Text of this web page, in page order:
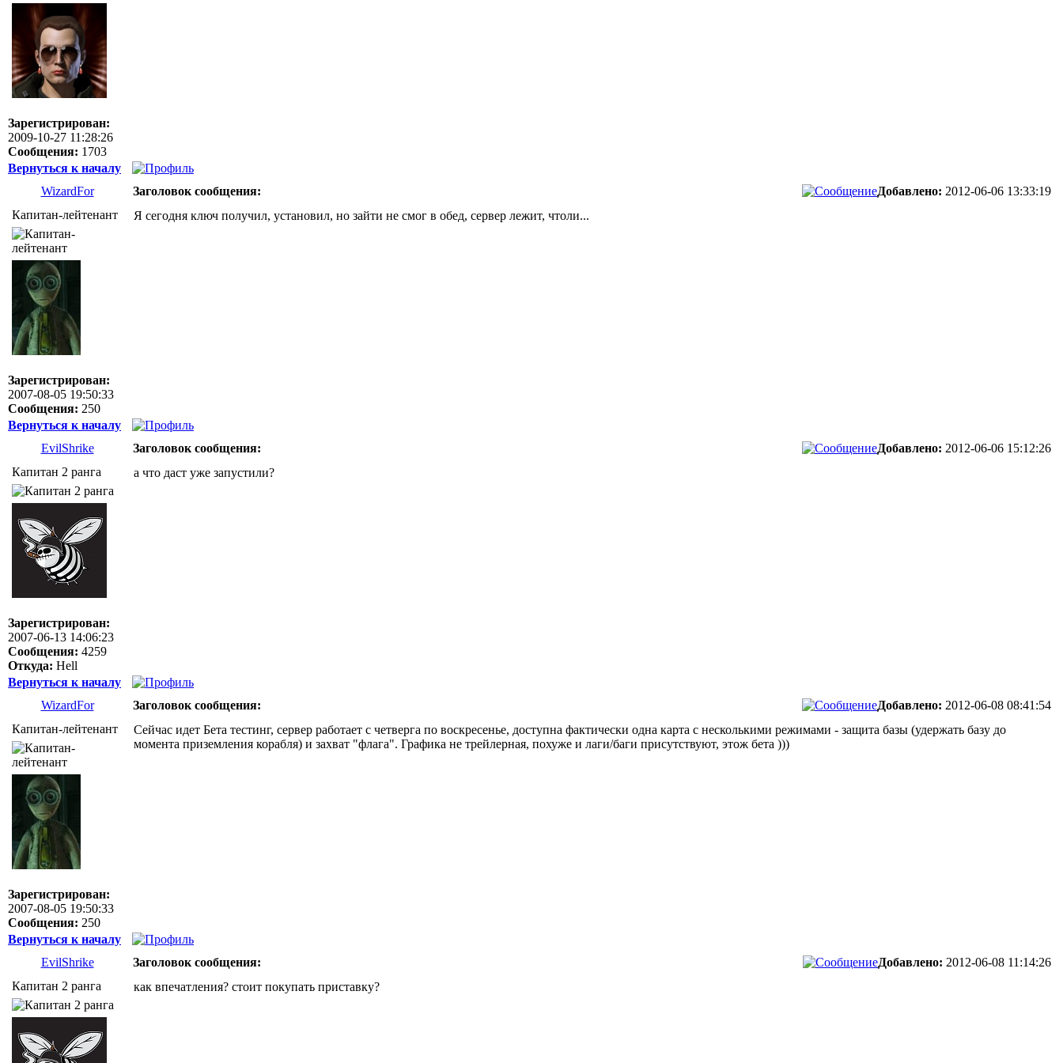
Зарегистрирован:
2009-10-27 11:28:26
Сообщения: 1703
Вернуться к началу
WizardFor
Заголовок сообщения: Добавлено: 2012-06-06 13:33:19
Капитан-лейтенант
Зарегистрирован:
2007-08-05 19:50:33
Сообщения: 250
Я сегодня ключ получил, установил, но зайти не смог в обед, сервер лежит, чтоли...
Вернуться к началу
EvilShrike
Заголовок сообщения: Добавлено: 2012-06-06 15:12:26
Капитан 2 ранга
Зарегистрирован:
2007-06-13 14:06:23
Сообщения: 4259
Откуда: Hell
а что даст уже запустили?
Вернуться к началу
WizardFor
Заголовок сообщения: Добавлено: 2012-06-08 08:41:54
Капитан-лейтенант
Зарегистрирован:
2007-08-05 19:50:33
Сообщения: 250
Сейчас идет Бета тестинг, сервер работает с четверга по воскресенье, доступна фактически одна карта с несколькими режимами - защита базы (удержать базу до
момента приземления корабля) и захват "флага". Графика не трейлерная, похуже и лаги/баги присутствуют, этож бета )))
Вернуться к началу
EvilShrike
Заголовок сообщения: Добавлено: 2012-06-08 11:14:26
Капитан 2 ранга
как впечатления? стоит покупать приставку?